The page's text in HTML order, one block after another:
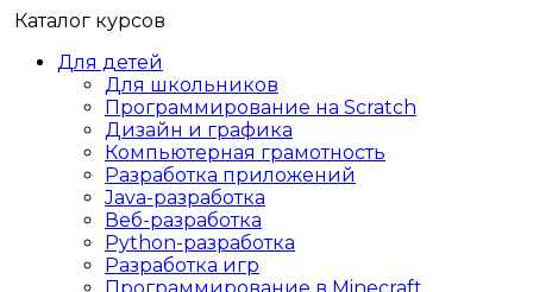
Каталог курсов
Для детей
Для школьников
Программирование на Scratch
Дизайн и графика
Компьютерная грамотность
Разработка приложений
Java-разработка
Веб-разработка
Python-разработка
Разработка игр